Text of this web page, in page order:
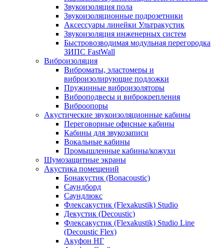
Звукоизоляция пола
Звукоизоляционные подрозетники
Аксессуары линейки Ультракустик
Звукоизоляция инженерных систем
Быстровозводимая модульная перегородка
ЗИПС FastWall
Виброизоляция
Виброматы, эластомеры и
виброизолирующие подложки
Пружинные виброизоляторы
Виброподвесы и виброкрепления
Виброопоры
Акустические звукоизоляционные кабины
Переговорные офисные кабины
Кабины для звукозаписи
Вокальные кабины
Промышленные кабины/кожухи
Шумозащитные экраны
Акустика помещений
Бонакустик (Bonacoustic)
Саундборд
Саундлюкс
Флексакустик (Flexakustik) Studio
Декустик (Decoustic)
Флексакустик (Flexakustik) Studio Line
(Decoustic Flex)
Акуфон НГ